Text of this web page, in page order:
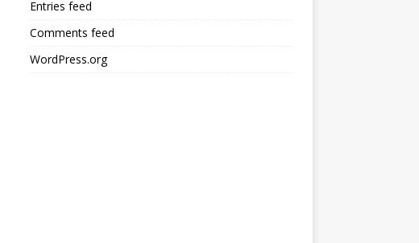
Entries feed
Comments feed
WordPress.org